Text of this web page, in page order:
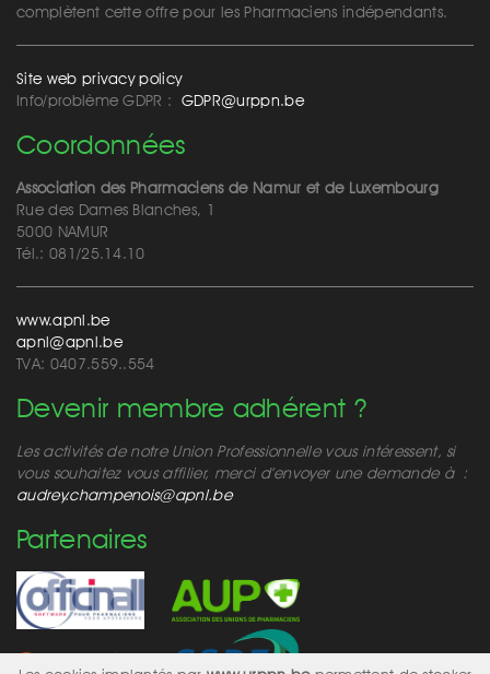
complètent cette offre pour les Pharmaciens indépendants.
Site web privacy policy
Info/problème GDPR : GDPR@urppn.be
Coordonnées
Association des Pharmaciens de Namur et de Luxembourg
Rue des Dames Blanches, 1
5000 NAMUR
Tél.: 081/25.14.10
www.apnl.be
apnl@apnl.be
TVA: 0407.559..554
Devenir membre adhérent ?
Les activités de notre Union Professionnelle vous intéressent, si
vous souhaitez vous affilier, merci d’envoyer une demande à :
audrey.champenois@apnl.be
Partenaires